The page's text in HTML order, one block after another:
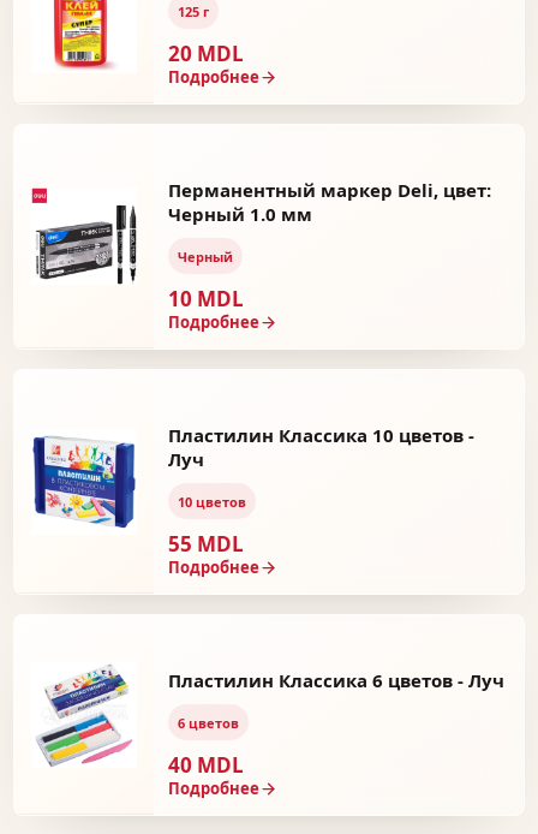
125 г
20 MDL
Подробнее
Перманентный маркер Deli, цвет:
Черный 1.0 мм
Черный
10 MDL
Подробнее
Пластилин Классика 10 цветов -
Луч
10 цветов
55 MDL
Подробнее
Пластилин Классика 6 цветов - Луч
6 цветов
40 MDL
Подробнее